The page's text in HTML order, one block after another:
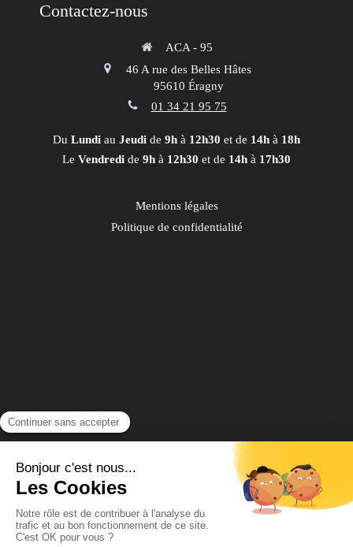
Contactez-nous
ACA - 95
46 A rue des Belles Hâtes
95610 Éragny
01 34 21 95 75
Du Lundi au Jeudi de 9h à 12h30 et de 14h à 18h
Le Vendredi de 9h à 12h30 et de 14h à 17h30
Mentions légales
Politique de confidentialité